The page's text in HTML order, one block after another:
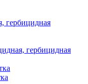
гербицидная
гербицидная